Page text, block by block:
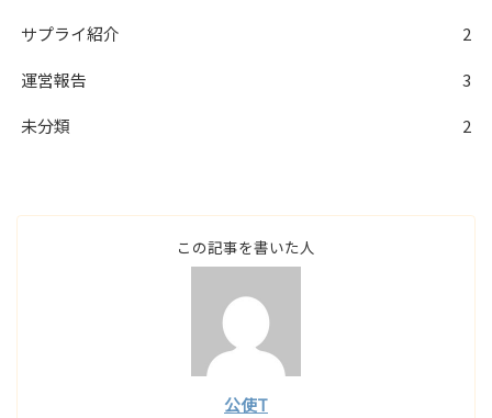
サプライ紹介
2
運営報告
3
未分類
2
この記事を書いた人
公使T